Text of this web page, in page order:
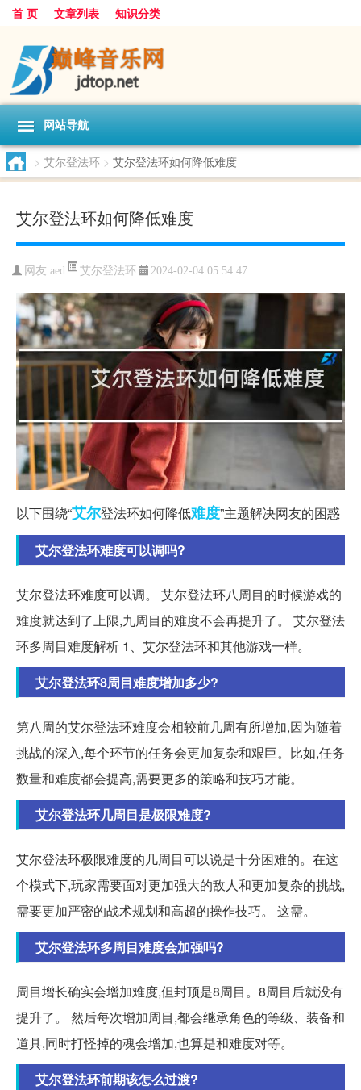
首 页 文章列表 知识分类
网站导航
> 艾尔登法环 > 艾尔登法环如何降低难度
艾尔登法环如何降低难度
网友:aed 艾尔登法环 2024-02-04 05:54:47
以下围绕“艾尔登法环如何降低难度”主题解决网友的困惑
艾尔登法环难度可以调吗?
艾尔登法环难度可以调。 艾尔登法环八周目的时候游戏的
难度就达到了上限,九周目的难度不会再提升了。 艾尔登法
环多周目难度解析 1、艾尔登法环和其他游戏一样。
艾尔登法环8周目难度增加多少?
第八周的艾尔登法环难度会相较前几周有所增加,因为随着
挑战的深入,每个环节的任务会更加复杂和艰巨。比如,任务
数量和难度都会提高,需要更多的策略和技巧才能。
艾尔登法环几周目是极限难度?
艾尔登法环极限难度的几周目可以说是十分困难的。在这
个模式下,玩家需要面对更加强大的敌人和更加复杂的挑战,
需要更加严密的战术规划和高超的操作技巧。 这需。
艾尔登法环多周目难度会加强吗?
周目增长确实会增加难度,但封顶是8周目。8周目后就没有
提升了。 然后每次增加周目,都会继承角色的等级、装备和
道具,同时打怪掉的魂会增加,也算是和难度对等。
艾尔登法环前期该怎么过渡?